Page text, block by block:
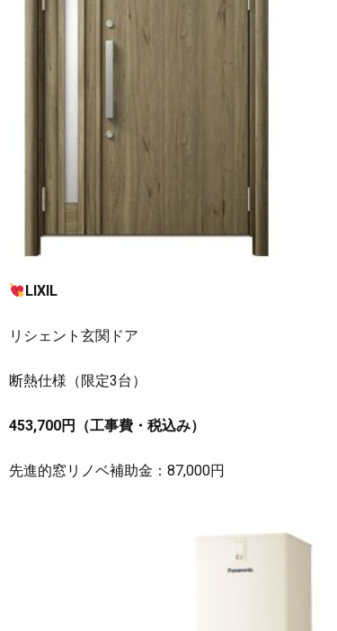
LIXIL
リシェント玄関ドア
断熱仕様（限定3台）
453,700円（工事費・税込み）
先進的窓リノベ補助金：87,000円